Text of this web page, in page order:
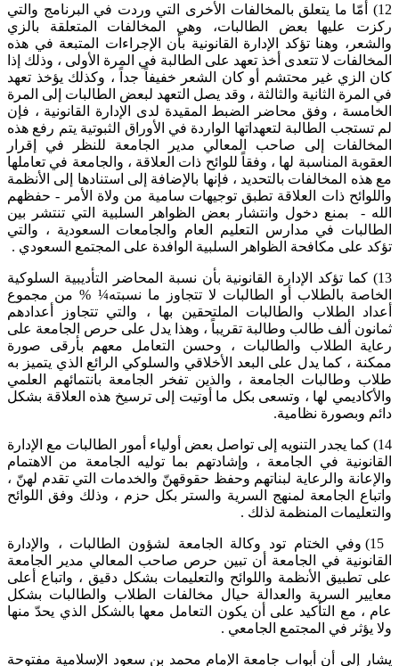
12) أمّا ما يتعلق بالمخالفات الأخرى التي وردت في البرنامج والتي
ركزت عليها بعض الطالبات، وهي المخالفات المتعلقة بالزي
والشعر، وهنا تؤكد الإدارة القانونية بأن الإجراءات المتبعة في هذه
المخالفات لا تتعدى أخذ تعهد على الطالبة في المرة الأولى ، وذلك إذا
كان الزي غير محتشم أو كان الشعر خفيفاً جداً ، وكذلك يؤخذ تعهد
في المرة الثانية والثالثة ، وقد يصل التعهد لبعض الطالبات إلى المرة
الخامسة ، وفق محاضر الضبط المقيدة لدى الإدارة القانونية ، فإن
لم تستجب الطالبة لتعهداتها الواردة في الأوراق الثبوتية يتم رفع هذه
المخالفات إلى صاحب المعالي مدير الجامعة للنظر في إقرار
العقوبة المناسبة لها ، وفقاً للوائح ذات العلاقة ، والجامعة في تعاملها
مع هذه المخالفات بالتحديد ، فإنها بالإضافة إلى استنادها إلى الأنظمة
واللوائح ذات العلاقة تطبق توجيهات سامية من ولاة الأمر - حفظهم
الله - بمنع دخول وانتشار بعض الظواهر السلبية التي تنتشر بين
الطالبات في مدارس التعليم العام والجامعات السعودية ، والتي
تؤكد على مكافحة الظواهر السلبية الوافدة على المجتمع السعودي .
13) كما تؤكد الإدارة القانونية بأن نسبة المحاضر التأديبية السلوكية
الخاصة بالطلاب أو الطالبات لا تتجاوز ما نسبته¼ % من مجموع
أعداد الطلاب والطالبات الملتحقين بها ، والتي تتجاوز أعدادهم
ثمانون ألف طالب وطالبة تقريباً ، وهذا يدل على حرص الجامعة على
رعاية الطلاب والطالبات ، وحسن التعامل معهم بأرقى صورة
ممكنة ، كما يدل على البعد الأخلاقي والسلوكي الرائع الذي يتميز به
طلاب وطالبات الجامعة ، والذين تفخر الجامعة بانتمائهم العلمي
والأكاديمي لها ، وتسعى بكل ما أوتيت إلى ترسيخ هذه العلاقة بشكل
دائم وبصورة نظامية.
14) كما يجدر التنويه إلى تواصل بعض أولياء أمور الطالبات مع الإدارة
القانونية في الجامعة ، وإشادتهم بما توليه الجامعة من الاهتمام
والإعانة والرعاية لبناتهم وحفظ حقوقهنّ والخدمات التي تقدم لهنّ ،
واتباع الجامعة لمنهج السرية والستر بكل حزم ، وذلك وفق اللوائح
والتعليمات المنظمة لذلك .
15) وفي الختام تود وكالة الجامعة لشؤون الطالبات ، والإدارة
القانونية في الجامعة أن تبين حرص صاحب المعالي مدير الجامعة
على تطبيق الأنظمة واللوائح والتعليمات بشكل دقيق ، واتباع أعلى
معايير السرية والعدالة حيال مخالفات الطلاب والطالبات بشكل
عام ، مع التأكيد على أن يكون التعامل معها بالشكل الذي يحدّ منها
ولا يؤثر في المجتمع الجامعي .
يشار إلى أن أبواب جامعة الإمام محمد بن سعود الإسلامية مفتوحة